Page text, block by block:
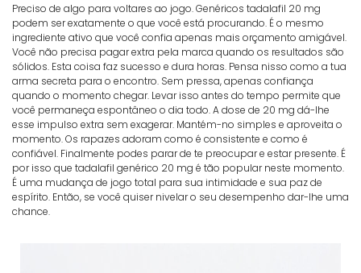
Preciso de algo para voltares ao jogo. Genéricos tadalafil 20 mg
podem ser exatamente o que você está procurando. É o mesmo
ingrediente ativo que você confia apenas mais orçamento amigável.
Você não precisa pagar extra pela marca quando os resultados são
sólidos. Esta coisa faz sucesso e dura horas. Pensa nisso como a tua
arma secreta para o encontro. Sem pressa, apenas confiança
quando o momento chegar. Levar isso antes do tempo permite que
você permaneça espontâneo o dia todo. A dose de 20 mg dá-lhe
esse impulso extra sem exagerar. Mantém-no simples e aproveita o
momento. Os rapazes adoram como é consistente e como é
confiável. Finalmente podes parar de te preocupar e estar presente. É
por isso que tadalafil genérico 20 mg é tão popular neste momento.
É uma mudança de jogo total para sua intimidade e sua paz de
espírito. Então, se você quiser nivelar o seu desempenho dar-lhe uma
chance.